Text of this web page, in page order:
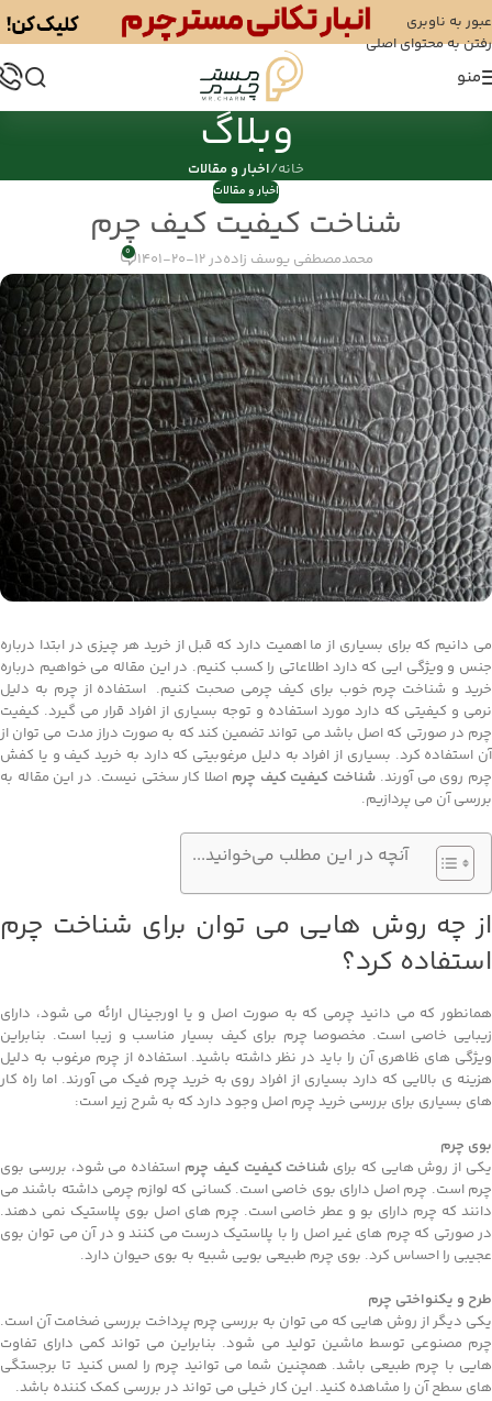
عبور به ناوبری
رفتن به محتوای اصلی
منو
وبلاگ
خانه/اخبار و مقالات
اخبار و مقالات
شناخت کیفیت کیف چرم
محمدمصطفی یوسف زادهدر 12-20-1401 0
می دانیم که برای بسیاری از ما اهمیت دارد که قبل از خرید هر چیزی در ابتدا درباره
جنس و ویژگی ایی که دارد اطلاعاتی را کسب کنیم. در این مقاله می خواهیم درباره
خرید و شناخت چرم خوب برای کیف چرمی صحبت کنیم. استفاده از چرم به دلیل
نرمی و کیفیتی که دارد مورد استفاده و توجه بسیاری از افراد قرار می گیرد. کیفیت
چرم در صورتی که اصل باشد می تواند تضمین کند که به صورت دراز مدت می توان از
آن استفاده کرد. بسیاری از افراد به دلیل مرغوبیتی که دارد به خرید کیف و یا کفش
چرم روی می آورند. شناخت کیفیت کیف چرم اصلا کار سختی نیست. در این مقاله به
بررسی آن می پردازیم.
آنچه در این مطلب می‌خوانید...
از چه روش هایی می توان برای شناخت چرم
استفاده کرد؟
همانطور که می دانید چرمی که به صورت اصل و یا اورجینال ارائه می شود، دارای
زیبایی خاصی است. مخصوصا چرم برای کیف بسیار مناسب و زیبا است. بنابراین
ویژگی های ظاهری آن را باید در نظر داشته باشید. استفاده از چرم مرغوب به دلیل
هزینه ی بالایی که دارد بسیاری از افراد روی به خرید چرم فیک می آورند. اما راه کار
های بسیاری برای بررسی خرید چرم اصل وجود دارد که به شرح زیر است:
بوی چرم
یکی از روش هایی که برای شناخت کیفیت کیف چرم استفاده می شود، بررسی بوی
چرم است. چرم اصل دارای بوی خاصی است. کسانی که لوازم چرمی داشته باشند می
دانند که چرم دارای بو و عطر خاصی است. چرم های اصل بوی پلاستیک نمی دهند.
در صورتی که چرم های غیر اصل را با پلاستیک درست می کنند و در آن می توان بوی
عجیبی را احساس کرد. بوی چرم طبیعی بویی شبیه به بوی حیوان دارد.
طرح و یکنواختی چرم
یکی دیگر از روش هایی که می توان به بررسی چرم پرداخت بررسی ضخامت آن است.
چرم مصنوعی توسط ماشین تولید می شود. بنابراین می تواند کمی دارای تفاوت
هایی با چرم طبیعی باشد. همچنین شما می توانید چرم را لمس کنید تا برجستگی
های سطح آن را مشاهده کنید. این کار خیلی می تواند در بررسی کمک کننده باشد.